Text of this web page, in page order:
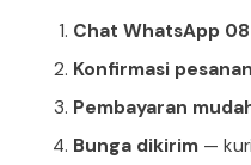
Chat WhatsApp
Konfirmasi pesanan
Pembayaran
Bunga dikirim —